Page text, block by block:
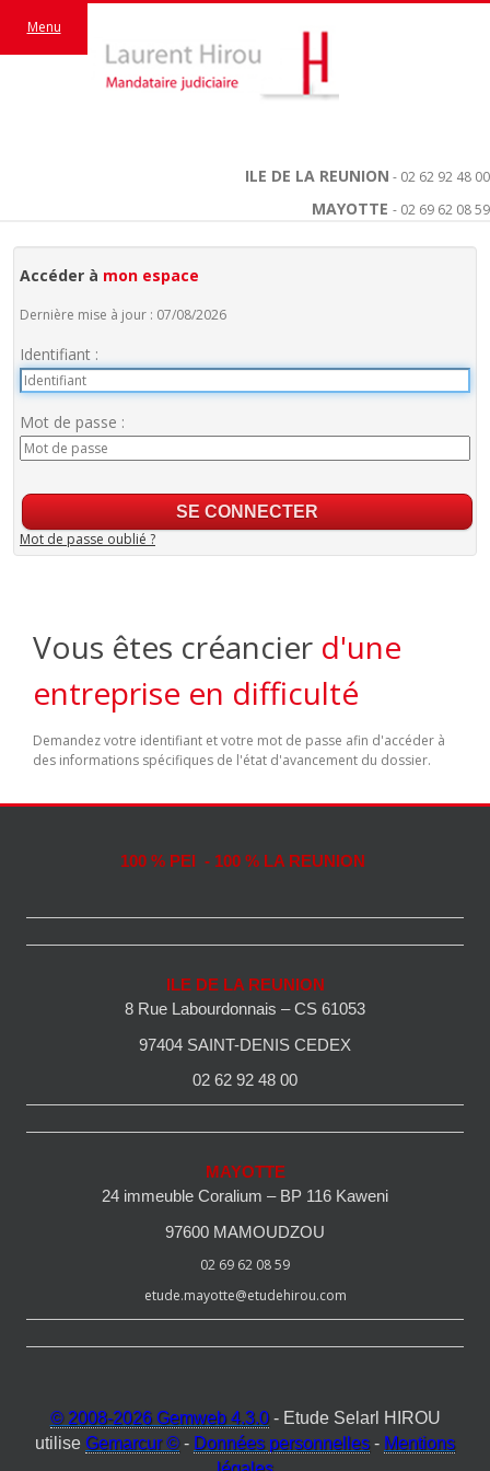
ILE DE LA REUNION - 02 62 92 48 00
MAYOTTE - 02 69 62 08 59
Menu
Accéder à mon espace
Dernière mise à jour : 07/08/2026
Identifiant :
Mot de passe :
Mot de passe oublié ?
Vous êtes créancier d'une
entreprise en difficulté
Demandez votre identifiant et votre mot de passe afin d'accéder à
des informations spécifiques de l'état d'avancement du dossier.
100 % PEI - 100 % LA REUNION
ILE DE LA REUNION
8 Rue Labourdonnais – CS 61053
97404 SAINT-DENIS CEDEX
02 62 92 48 00
MAYOTTE
24 immeuble Coralium – BP 116 Kaweni
97600 MAMOUDZOU
02 69 62 08 59
etude.mayotte@etudehirou.com
© 2008-2026 Gemweb 4.3.0- Etude Selarl HIROU
utilise Gemarcur © - Données personnelles - Mentions